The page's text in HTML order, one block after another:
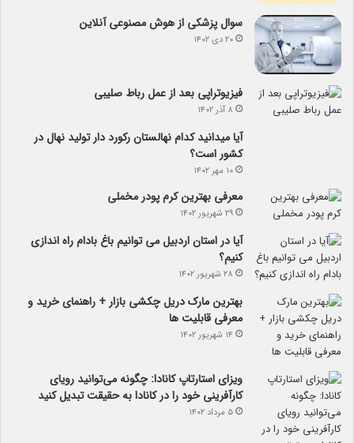
سوال پزشکی از هوش مصنوعی آنلاین
۲۰ دی ۱۴۰۲
فیزیوتراپی بعد از عمل رباط صلیبی
۸ آذر ۱۴۰۲
آیا می­دانید کدام نهالستان رکورد دار تولید نهال­ در
کشور است؟
۱۰ مهر ۱۴۰۲
معرفی بهترین کرم پودر مخملی
۲۹ شهریور ۱۴۰۲
آیا در استان اردبیل می توانیم باغ بادام راه اندازی
کنیم؟
۲۸ شهریور ۱۴۰۲
بهترین مارک دریل چکشی بازار + راهنمای خرید و
معرفی قابلیت ها
۱۴ شهریور ۱۴۰۲
ویزای استارتاپ کانادا: چگونه می‌توانید رویای
کارآفرینی خود را در کانادا به حقیقت تبدیل کنید
۵ مرداد ۱۴۰۲